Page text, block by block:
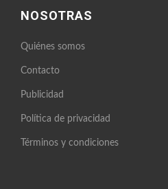
NOSOTRAS
Quiénes somos
Contacto
Publicidad
Política de privacidad
Términos y condiciones